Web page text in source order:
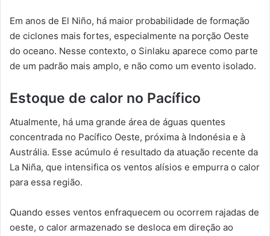
Em anos de El Niño, há maior probabilidade de formação
de ciclones mais fortes, especialmente na porção Oeste
do oceano. Nesse contexto, o Sinlaku aparece como parte
de um padrão mais amplo, e não como um evento isolado.
Estoque de calor no Pacífico
Atualmente, há uma grande área de águas quentes
concentrada no Pacífico Oeste, próxima à Indonésia e à
Austrália. Esse acúmulo é resultado da atuação recente da
La Niña, que intensifica os ventos alísios e empurra o calor
para essa região.
Quando esses ventos enfraquecem ou ocorrem rajadas de
oeste, o calor armazenado se desloca em direção ao